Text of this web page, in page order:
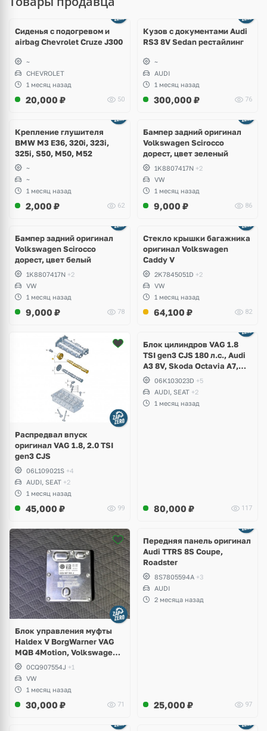
Сиденья с подогревом и
airbag Chevrolet Cruze J300
~
CHEVROLET
1 месяц назад
20,000 ₽ 50
Кузов с документами Audi
RS3 8V Sedan рестайлинг
~
AUDI
1 месяц назад
300,000 ₽ 76
Крепление глушителя
BMW M3 E36, 320i, 323i,
325i, S50, M50, M52
~
~
1 месяц назад
2,000 ₽ 62
Бампер задний оригинал
Volkswagen Scirocco
дорест, цвет зеленый
1K8807417N +2
VW
1 месяц назад
9,000 ₽ 86
Бампер задний оригинал
Volkswagen Scirocco
дорест, цвет белый
1K8807417N +2
VW
1 месяц назад
9,000 ₽ 78
Стекло крышки багажника
оригинал Volkswagen
Caddy V
2K7845051D +2
VW
1 месяц назад
64,100 ₽ 82
Распредвал впуск
оригинал VAG 1.8, 2.0 TSI
gen3 CJS
06L109021S +4
AUDI, SEAT +2
1 месяц назад
45,000 ₽ 99
2 фото
Блок цилиндров VAG 1.8
TSI gen3 CJS 180 л.с., Audi
A3 8V, Skoda Octavia A7,
Superb, Volkswagen Passat
B8, Golf VII Alltrack, Seat
Leon
06K103023D +5
AUDI, SEAT +2
1 месяц назад
80,000 ₽ 117
Блок управления муфты
Haldex V BorgWarner VAG
MQB 4Motion, Volkswagen
Tiguan
0CQ907554J +1
VW
1 месяц назад
30,000 ₽ 71
2 фото
Передняя панель оригинал
Audi TTRS 8S Coupe,
Roadster
8S7805594A +3
AUDI
2 месяца назад
25,000 ₽ 97